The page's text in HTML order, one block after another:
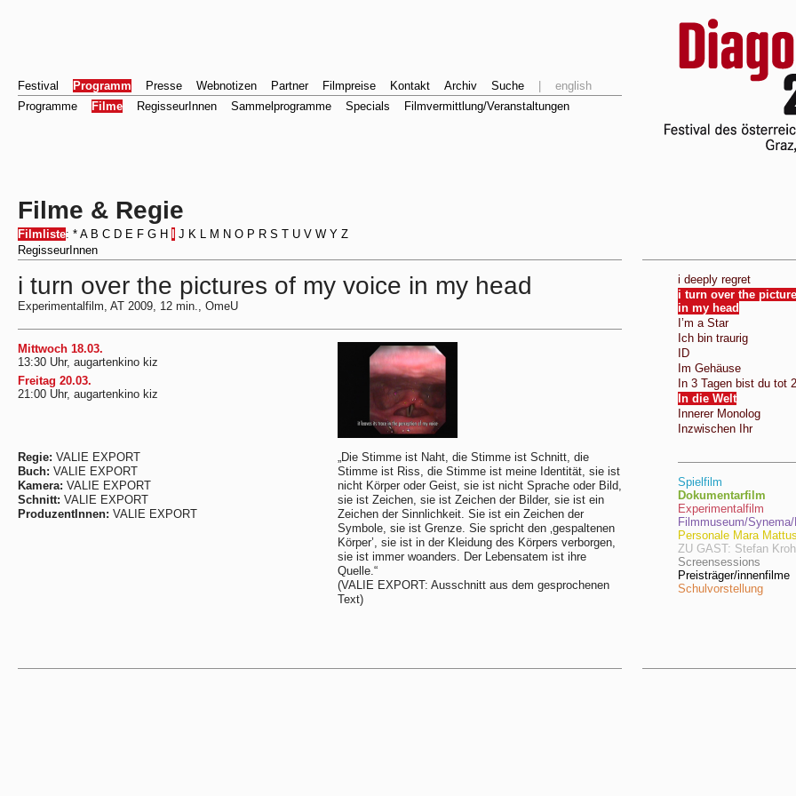
Festival Programm Presse Webnotizen Partner Filmpreise Kontakt Archiv Suche
english
Programme
Filme RegisseurInnen Sammelprogramme Specials Filmvermittlung/Veranstaltungen
Filme & Regie
Filmliste: * A B C D E F G H J K L M N O P R S T U V W Y Z
RegisseurInnen
i turn over the pictures of my voice in my head
Experimentalfilm, AT 2009, 12 min., OmeU
Mittwoch 18.03.
13:30 Uhr, augartenkino kiz
Freitag 20.03.
21:00 Uhr, augartenkino kiz
Regie: VALIE EXPORT
Buch: VALIE EXPORT
Kamera: VALIE EXPORT
Schnitt: VALIE EXPORT
ProduzentInnen: VALIE EXPORT
„Die Stimme ist Naht, die Stimme ist Schnitt, die
Stimme ist Riss, die Stimme ist meine Identität, sie ist
nicht Körper oder Geist, sie ist nicht Sprache oder Bild,
sie ist Zeichen, sie ist Zeichen der Bilder, sie ist ein
Zeichen der Sinnlichkeit. Sie ist ein Zeichen der
Symbole, sie ist Grenze. Sie spricht den ‚gespaltenen
Körper’, sie ist in der Kleidung des Körpers verborgen,
sie ist immer woanders. Der Lebensatem ist ihre
Quelle.“
(VALIE EXPORT: Ausschnitt aus dem gesprochenen
Text)
i deeply regret
i turn over the
in my head
I’m a Star
Ich bin traurig
ID
Im Gehäuse
In 3 Tagen bist du tot 2
In die Welt
Innerer Monolog
Inzwischen Ihr
Spielfilm
Dokumentarfilm
Experimentalfilm
Filmmuseum/
Personale Mara
ZU GAST: Stefan
Screensessions
Preisträger/innenfilme
Schulvorstellung